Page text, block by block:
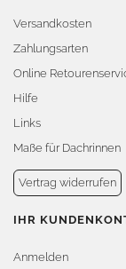
Versandkosten
Zahlungsarten
Online
Hilfe
Links
Maße für Dachrinnen
Vertrag widerrufen
IHR
Anmelden